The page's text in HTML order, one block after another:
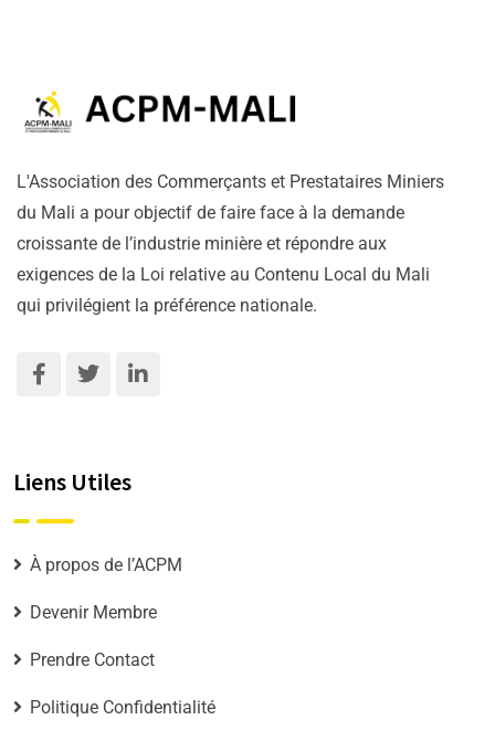
L'Association des Commerçants et Prestataires Miniers
du Mali a pour objectif de faire face à la demande
croissante de l’industrie minière et répondre aux
exigences de la Loi relative au Contenu Local du Mali
qui privilégient la préférence nationale.
Liens Utiles
À propos de l’ACPM
Devenir Membre
Prendre Contact
Politique Confidentialité